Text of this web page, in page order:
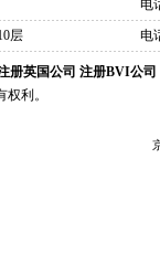
电
层 电
册英国公司 注册BVI公司
利。